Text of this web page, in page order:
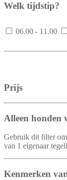
Welk tijdstip?
06.00 - 11.00
Prijs
Alleen honden
Gebruik dit filter om
van 1 eigenaar
Kenmerken